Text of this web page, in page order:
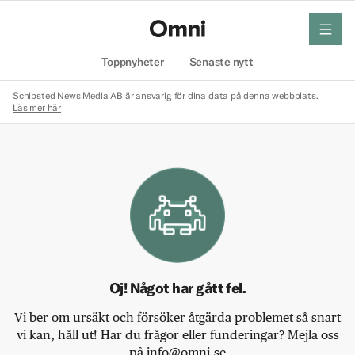
Toppnyheter Senaste nytt
meny
Schibsted News Media AB är ansvarig för dina data på denna webbplats.
Läs mer här
Oj! Något har gått fel.
Vi ber om ursäkt och försöker åtgärda problemet så snart
vi kan, håll ut! Har du frågor eller funderingar? Mejla oss